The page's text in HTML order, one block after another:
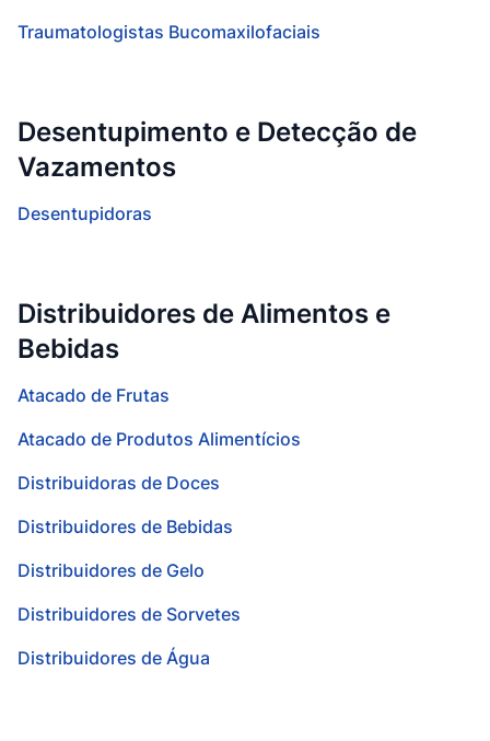
Traumatologistas Bucomaxilofaciais
Desentupimento e Detecção de
Vazamentos
Desentupidoras
Distribuidores de Alimentos e
Bebidas
Atacado de Frutas
Atacado de Produtos Alimentícios
Distribuidoras de Doces
Distribuidores de Bebidas
Distribuidores de Gelo
Distribuidores de Sorvetes
Distribuidores de Água